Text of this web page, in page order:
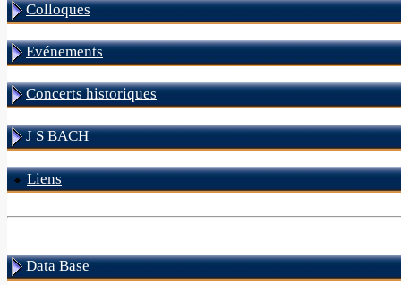
Colloques
Evénements
Concerts historiques
J S BACH
Liens
Data Base